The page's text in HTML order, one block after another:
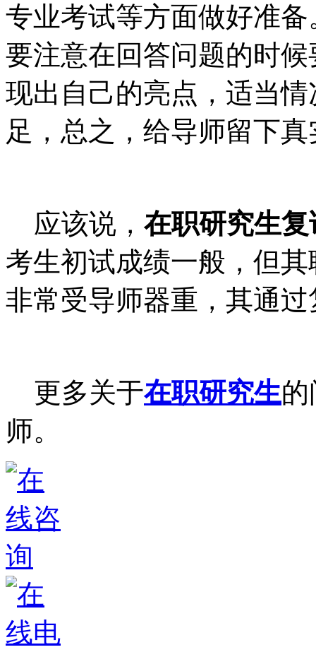
专业考试等方面做好准
要注意在回答问题的时
现出自己的亮点，适当
足，总之，给导师留下
应该说， 在职研究生复
考生初试成绩一般，但
非常受导师器重，其通
更多关于在职研究生
师。